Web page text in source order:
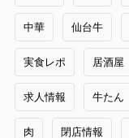
中華 仙台牛
実食レポ 居酒屋
求人情報 牛たん
肉 閉店情報